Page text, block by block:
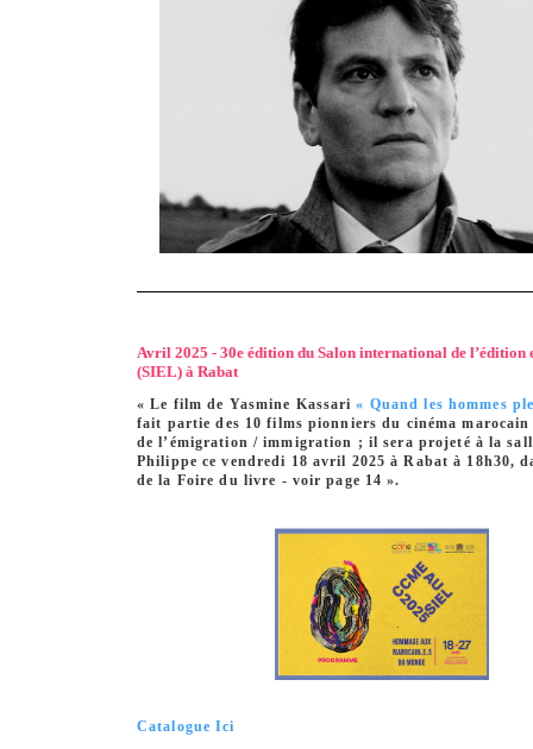
Avril 2025 - 30e édition du Salon international de l’édition
(SIEL) à Rabat
« Le film de Yasmine Kassari« Quand les hommes
fait partie des 10 films pionniers du cinéma
de l’émigration / immigration ; il sera projeté à la
Philippe ce vendredi 18 avril 2025 à Rabat à 18h30,
de la Foire du livre - voir page 14 ».
Catalogue Ici